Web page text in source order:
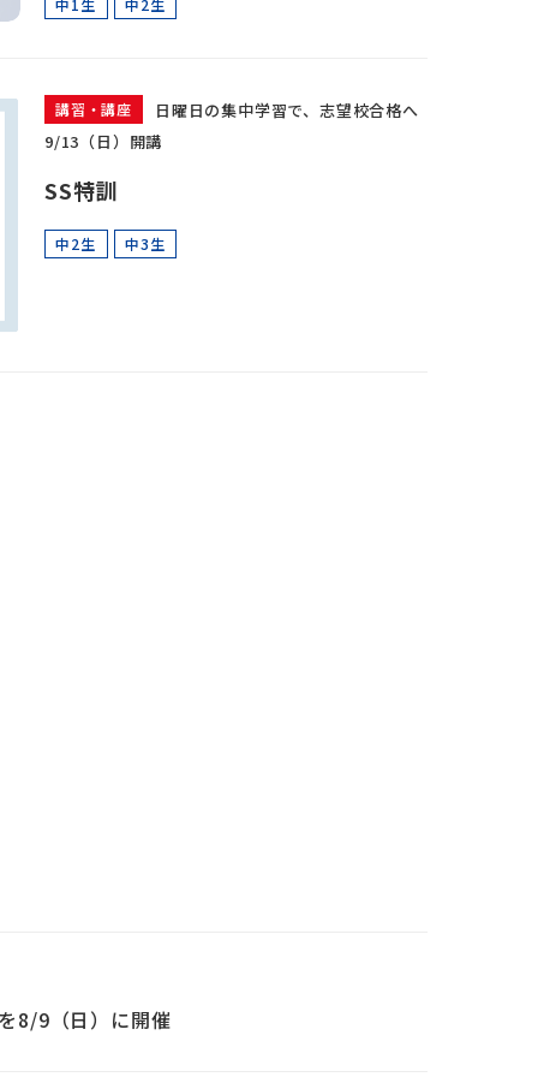
中1生 中2生
講習・講座
日曜日の集中学習で、志望校合格へ
9/13（日）開講
SS特訓
中2生 中3生
8/9（日）に開催